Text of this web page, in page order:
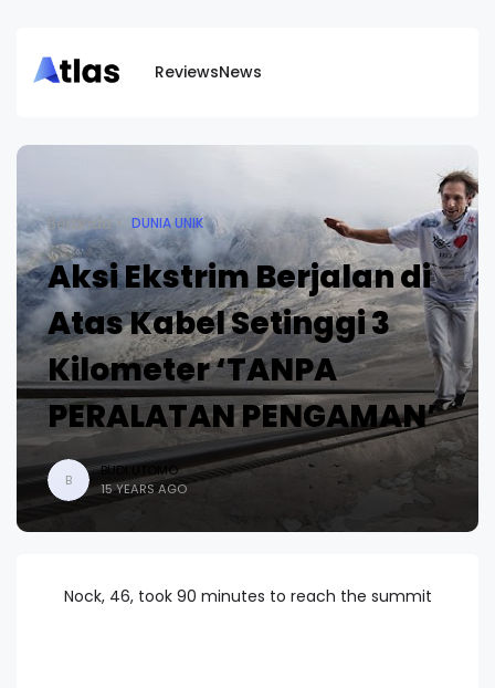
ReviewsNews
Beranda DUNIA UNIK
Aksi Ekstrim Berjalan di
Atas Kabel Setinggi 3
Kilometer ‘TANPA
PERALATAN PENGAMAN’
B
BUDI UTOMO
15 YEARS AGO
Nock, 46, took 90 minutes to reach the summit